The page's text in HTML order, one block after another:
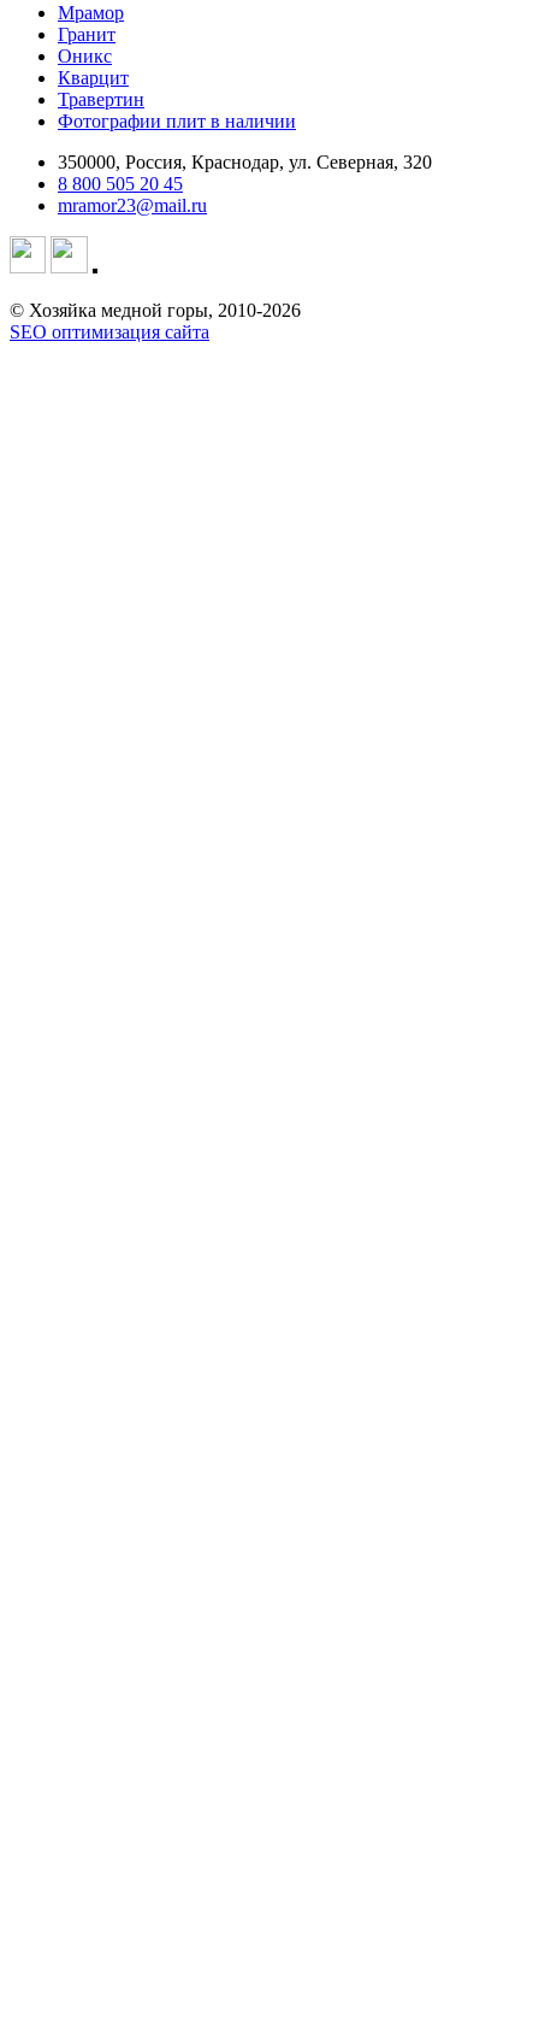
Мрамор
Гранит
Оникс
Кварцит
Травертин
Фотографии плит в наличии
350000, Россия, Краснодар, ул. Северная, 320
8 800 505 20 45
mramor23@mail.ru
© Хозяйка медной горы, 2010-2026
SEO оптимизация сайта